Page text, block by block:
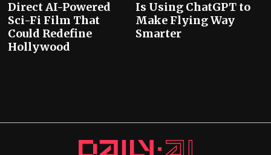
Direct AI-Powered
Sci-Fi Film That
Could Redefine
Hollywood
Is Using ChatGPT to
Make Flying Way
Smarter